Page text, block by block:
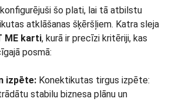
šo plati, lai tā atbilstu
atklāšanas šķēršļiem. Katra sleja
ME karti, kurā ir precīzi kritēriji, kas
posmā:
izpēte: Konektikutas tirgus izpēte:
stabilu biznesa plānu un